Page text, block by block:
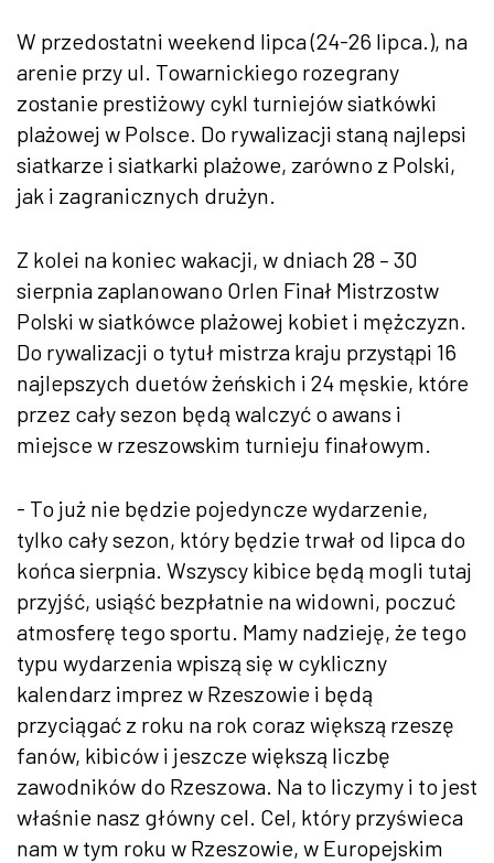
W przedostatni weekend lipca (24-26 lipca.), na
arenie przy ul. Towarnickiego rozegrany
zostanie prestiżowy cykl turniejów siatkówki
plażowej w Polsce. Do rywalizacji staną najlepsi
siatkarze i siatkarki plażowe, zarówno z Polski,
jak i zagranicznych drużyn.
Z kolei na koniec wakacji, w dniach 28 – 30
sierpnia zaplanowano Orlen Finał Mistrzostw
Polski w siatkówce plażowej kobiet i mężczyzn.
Do rywalizacji o tytuł mistrza kraju przystąpi 16
najlepszych duetów żeńskich i 24 męskie, które
przez cały sezon będą walczyć o awans i
miejsce w rzeszowskim turnieju finałowym.
- To już nie będzie pojedyncze wydarzenie,
tylko cały sezon, który będzie trwał od lipca do
końca sierpnia. Wszyscy kibice będą mogli tutaj
przyjść, usiąść bezpłatnie na widowni, poczuć
atmosferę tego sportu. Mamy nadzieję, że tego
typu wydarzenia wpiszą się w cykliczny
kalendarz imprez w Rzeszowie i będą
przyciągać z roku na rok coraz większą rzeszę
fanów, kibiców i jeszcze większą liczbę
zawodników do Rzeszowa. Na to liczymy i to jest
właśnie nasz główny cel. Cel, który przyświeca
nam w tym roku w Rzeszowie, w Europejskim